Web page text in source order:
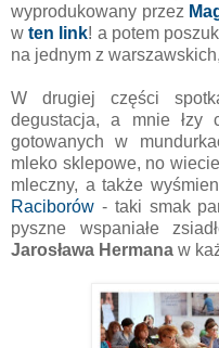
wyprodukowany przez
wten link! a potem
na jednym z
W drugiej części
degustacja, a mnie łzy
gotowanych w
mleko sklepowe, no
mleczny, a także
Raciborów - taki smak
pyszne wspaniałe
Jarosława Hermana w